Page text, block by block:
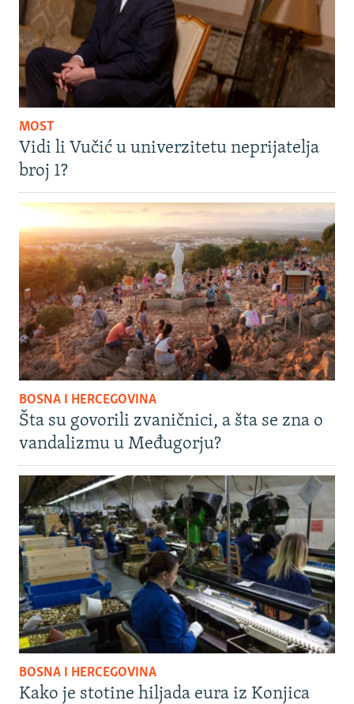
MOST
Vidi li Vučić u univerzitetu neprijatelja
broj 1?
BOSNA I HERCEGOVINA
Šta su govorili zvaničnici, a šta se zna o
vandalizmu u Međugorju?
BOSNA I HERCEGOVINA
Kako je stotine hiljada eura iz Konjica